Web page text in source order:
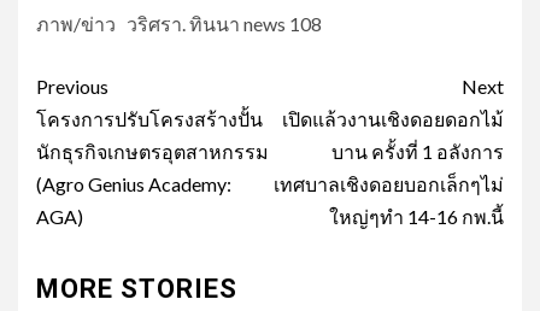
ภาพ/ข่าว วริศรา. ทินนา news 108
Post
navigation
Previous
โครงการปรับโครงสร้างปั้น
นักธุรกิจเกษตรอุตสาหกรรม
(Agro Genius Academy:
AGA)
Next
เปิดแล้วงานเชิงดอยดอกไม้
บาน ครั้งที่ 1 อลังการ
เทศบาลเชิงดอยบอกเล็กๆไม่
ใหญ่ๆทำ 14-16 กพ.นี้
MORE STORIES